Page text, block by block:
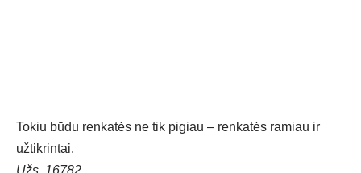
Tokiu būdu renkatės ne tik pigiau – renkatės ramiau ir
užtikrintai.